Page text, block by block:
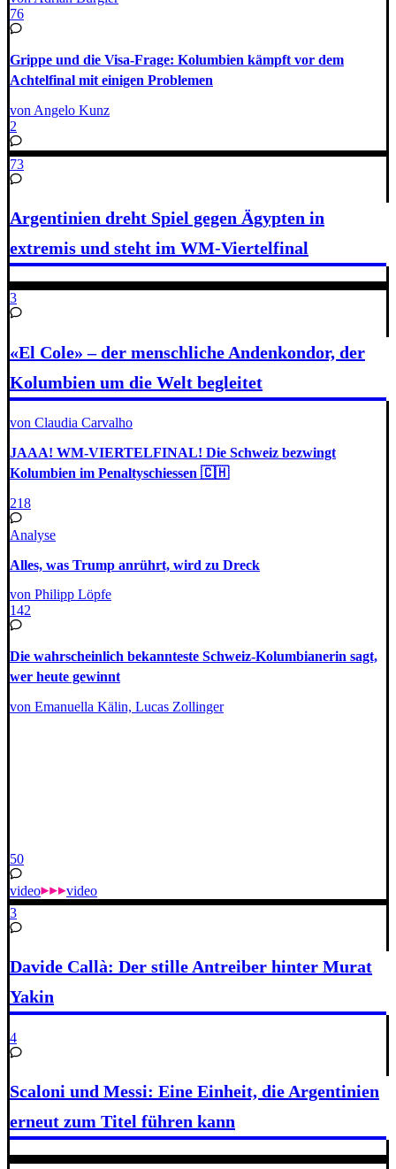
76
Grippe und die Visa-Frage: Kolumbien kämpft vor dem
Achtelfinal mit einigen Problemen
von Angelo Kunz
2
73
Argentinien dreht Spiel gegen Ägypten in
extremis und steht im WM-Viertelfinal
3
«El Cole» – der menschliche Andenkondor, der
Kolumbien um die Welt begleitet
von Claudia Carvalho
JAAA! WM-VIERTELFINAL! Die Schweiz bezwingt
Kolumbien im Penaltyschiessen 🇨🇭
218
Analyse
Alles, was Trump anrührt, wird zu Dreck
von Philipp Löpfe
142
Die wahrscheinlich bekannteste Schweiz-Kolumbianerin sagt,
wer heute gewinnt
von Emanuella Kälin, Lucas Zollinger
50
video
video
3
Davide Callà: Der stille Antreiber hinter Murat
Yakin
4
Scaloni und Messi: Eine Einheit, die Argentinien
erneut zum Titel führen kann